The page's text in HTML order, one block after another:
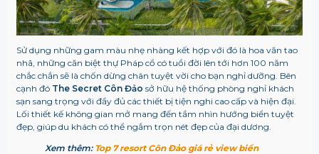
Sử dụng những gam màu nhẹ nhàng kết hợp với đó là hoa văn tao
nhã, những căn biệt thự Pháp cổ có tuổi đời lên tới hơn 100 năm
chắc chắn sẽ là chốn dừng chân tuyệt vời cho bạn nghỉ dưỡng. Bên
cạnh đó The Secret Côn Đảo sở hữu hệ thống phòng nghỉ khách
sạn sang trọng với đầy đủ các thiết bị tiện nghi cao cấp và hiện đại.
Lối thiết kế không gian mở mang đến tầm nhìn hướng biển tuyệt
đẹp, giúp du khách có thể ngắm trọn nét đẹp của đại dương.
Xem thêm: Top 7 resort Côn Đảo giá rẻ view biển